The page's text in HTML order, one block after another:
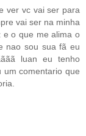
ver vc vai ser para
vai ser na minha
e o que me alima o
nao sou sua fã eu
luan eu tenho
um comentario que